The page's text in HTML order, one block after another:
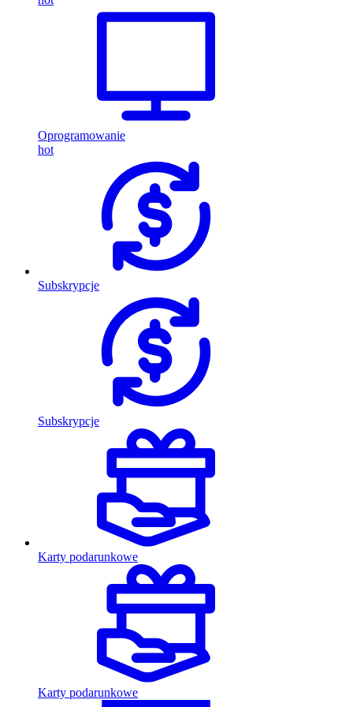
Oprogramowanie
hot
Subskrypcje
Subskrypcje
Karty podarunkowe
Karty podarunkowe